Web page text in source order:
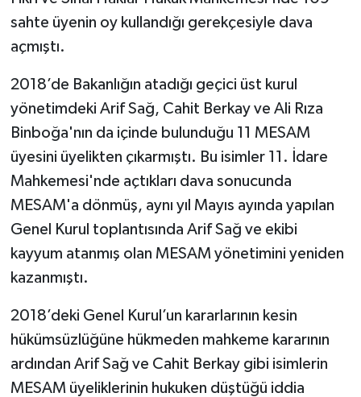
sahte üyenin oy kullandığı gerekçesiyle dava
açmıştı.
2018’de Bakanlığın atadığı geçici üst kurul
yönetimdeki Arif Sağ, Cahit Berkay ve Ali Rıza
Binboğa'nın da içinde bulunduğu 11 MESAM
üyesini üyelikten çıkarmıştı. Bu isimler 11. İdare
Mahkemesi'nde açtıkları dava sonucunda
MESAM'a dönmüş, aynı yıl Mayıs ayında yapılan
Genel Kurul toplantısında Arif Sağ ve ekibi
kayyum atanmış olan MESAM yönetimini yeniden
kazanmıştı.
2018’deki Genel Kurul’un kararlarının kesin
hükümsüzlüğüne hükmeden mahkeme kararının
ardından Arif Sağ ve Cahit Berkay gibi isimlerin
MESAM üyeliklerinin hukuken düştüğü iddia